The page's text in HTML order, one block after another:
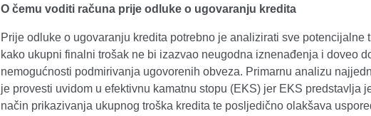
O čemu voditi računa prije odluke o ugovaranju kredita
Prije odluke o ugovaranju kredita potrebno je analizirati sve potencijalne
kako ukupni finalni trošak ne bi izazvao neugodna iznenađenja i doveo
nemogućnosti podmirivanja ugovorenih obveza. Primarnu analizu
je provesti uvidom u efektivnu kamatnu stopu (EKS) jer EKS predstavlja
način prikazivanja ukupnog troška kredita te posljedično olakšava